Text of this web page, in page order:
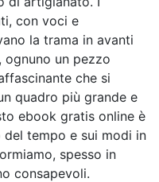
con voci e
la trama in avanti
ognuno un pezzo
che si
quadro più grande e
ebook gratis online è
del tempo e sui modi in
spesso in
consapevoli.